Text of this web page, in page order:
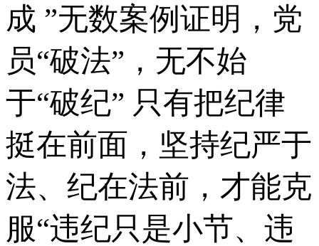
成 ”无数案例证明，党
员“破法”，无不始
于“破纪” 只有把纪律
挺在前面，坚持纪严于
法、纪在法前，才能克
服“违纪只是小节、违